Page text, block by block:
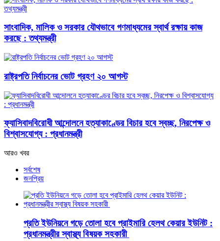
সাংবাদিক, মালিক ও সরকার যৌথভাবে গণমাধ্যমের স্বার্থ রক্ষায় কাজ
করছে : তথ্যমন্ত্রী
রাষ্ট্রপতি নির্বাচনের ভোট গ্রহণ ২০ আগস্ট
ফ্যাসিবাদবিরোধী আন্দোলনে হত্যাকাণ্ডের বিচার হবে স্বচ্ছ, নিরপেক্ষ ও
বিশ্বাসযোগ্য : প্রধানমন্ত্রী
আরও খবর
সর্বশেষ
জনপ্রিয়
প্রতি ইউনিয়নে গড়ে তোলা হবে প্রাইমারি হেলথ কেয়ার ইউনিট :
প্রধানমন্ত্রীর স্বাস্থ্য বিষয়ক সহকারী